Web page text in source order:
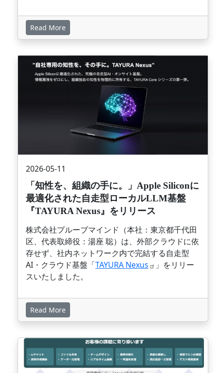
Read More
画像
2026-05-11
「知性を、組織の手に。」Apple Siliconに
最適化された自走型ローカルLLM基盤
『TAYURA Nexus』をリリース
株式会社プルーブマインド（本社：東京都千代田
区、代表取締役：湯座 聡）は、外部クラウドに依
存せず、社内ネットワーク内で完結する自走型
AI・クラウド基盤「TAYURA Nexus
」をリリー
スいたしました。
Read More
画像